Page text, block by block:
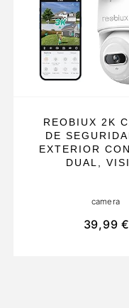
REOBIUX 2K
DE
EXTERIOR
DUAL,
IDEAL PARA
camera
39,99 €